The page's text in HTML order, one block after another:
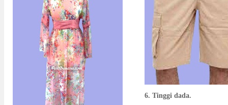
6. Tinggi dada.